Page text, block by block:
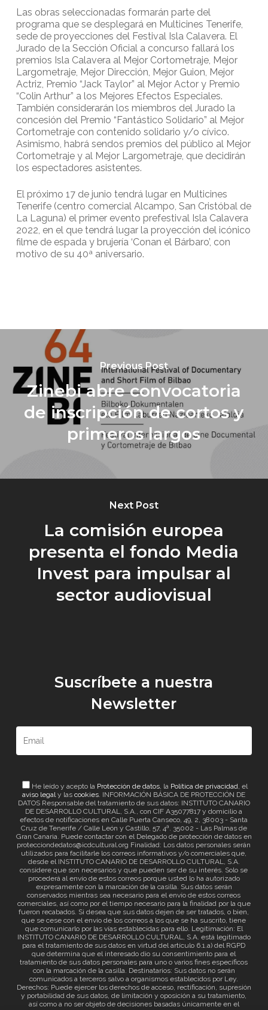
Las obras seleccionadas formarán parte del
programa que se desplegará en Multicines Tenerife,
sede de proyecciones del Festival Isla Calavera. El
Jurado de la Sección Oficial a concurso fallará los
premios Isla Calavera al Mejor Cortometraje, Mejor
Largometraje, Mejor Dirección, Mejor Guion, Mejor
Actriz, Premio “Jack Taylor” al Mejor Actor y Premio
“Colin Arthur” a los Mejores Efectos Especiales.
También considerarán los miembros del Jurado la
concesión del Premio “Fantástico Solidario” al Mejor
Cortometraje con contenido solidario y/o cívico.
Asimismo, habrá sendos premios del público al Mejor
Cortometraje y al Mejor Largometraje, que decidirán
los espectadores asistentes.
El próximo 17 de junio tendrá lugar en Multicines
Tenerife (centro comercial Alcampo, San Cristóbal de
La Laguna) el primer evento prefestival Isla Calavera
2022, en el que tendrá lugar la proyección del icónico
filme de espada y brujería ‘Conan el Bárbaro’, con
motivo de su 40ª aniversario.
Previous Post
Zinebi abre convocatoria
de inscripción de cortos y
primeros largos
Next Post
La comisión europea
presenta el fondo Media
Invest para impulsar al
sector audiovisual
Suscríbete a nuestra
Newsletter
He leído y acepto la Protección de datos, la Política de privacidad, el
aviso legaly lascookies. INFORMACIÓN BÁSICA DE PROTECCIÓN DE
DATOS Responsable del tratamiento de sus datos: INSTITUTO CANARIO
DE DESARROLLO CULTURAL, S.A., con CIF A35077817 y domicilio a
efectos de notificaciones en Calle Puerta Canseco, 49, 2, 38003 - Santa
Cruz de Tenerife / Calle León y Castillo, 57, 4ª. 35002 - Las Palmas de
Gran Canaria. Puede contactar con el Delegado de protección de datos en
protecciondedatos@icdcultural.org Finalidad: Los datos personales serán
utilizados para facilitarle los correos informativos y/o comerciales que,
desde el INSTITUTO CANARIO DE DESARROLLO CULTURAL, S.A.
considere que son necesarios y que pueden ser de su interés. Solo se
procederá al envío de estos correos porque usted lo ha autorizado
expresamente con la marcación de la casilla. Sus datos serán
conservados mientras sea necesario para el envío de estos correos
comerciales, así como por el tiempo necesario para la finalidad por la que
fueron recabados. Si desea que sus datos dejen de ser tratados, o bien,
que se cese con el envío de los correos a los que se ha suscrito, tiene
que comunicarlo por las vías establecidas para ello. Legitimación: El
INSTITUTO CANARIO DE DESARROLLO CULTURAL, S.A. está legitimado
para el tratamiento de sus datos en virtud del artículo 6.1.a) del RGPD
que determina que el interesado dio su consentimiento para el
tratamiento de sus datos personales para uno o varios fines específicos
con la marcación de la casilla. Destinatarios: Sus datos no serán
comunicados a terceros salvo a organismos establecidos por Ley.
Derechos: Puede ejercer los derechos de acceso, rectificación, supresión
y portabilidad de sus datos, de limitación y oposición a su tratamiento,
así como a no ser objeto de decisiones basadas únicamente en el